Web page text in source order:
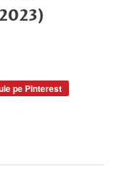
pe Pinterest